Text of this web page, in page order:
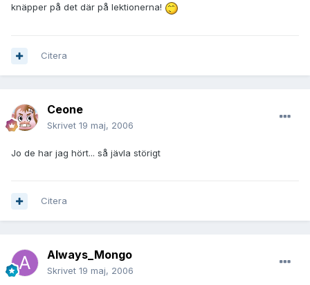
knäpper på det där på lektionerna!
Citera
Ceone
Skrivet 19 maj, 2006
Jo de har jag hört... så jävla störigt
Citera
Always_Mongo
Skrivet 19 maj, 2006